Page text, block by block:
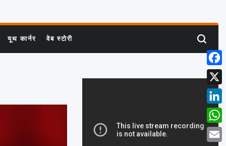
यूथ कार्नर वेब स्टोरी Search
X